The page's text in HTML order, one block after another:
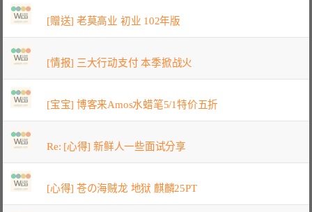
[赠送] 老莫高业 初业 102年版
[情报] 三大行动支付 本季掀战火
[宝宝] 博客来Amos水蜡笔5/1特价五折
Re: [心得] 新鲜人一些面试分享
[心得] 苍の海贼龙 地狱 麒麟25PT